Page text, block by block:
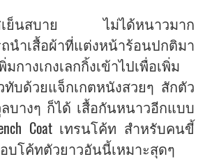
ศเย็นสบาย ไม่ได้หนาวมาก
ำเสื้อผ้าที่แต่งหน้าร้อนปกติมา
กางเกงเลกกิ้งเข้าไปเพื่อเพิ่ม
บด้วยแจ็กเกตหนังสวยๆ สักตัว
บางๆ ก็ได้ เสื้อกันหนาวอีกแบบ
Coat เทรนโค้ท สำหรับคนขี้
โค้ทตัวยาวอันนี้เหมาะสุดๆ